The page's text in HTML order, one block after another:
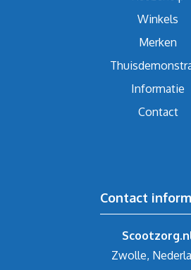
Winkels
Merken
Informatie
Contact
Contact
Zwolle,